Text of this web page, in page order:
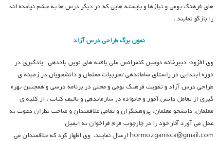
های فرهنگ بومی و نیازها و بایسته هایی که در دیگر درس ها به چشم نیامده اند
را بازگو نمایند .
نمون برگ طراحی درس آزاد
وی افزود: دبیرخانه دومین کنفرانس ملی یافته های نوین یاددهی-یادگیری در
دوره ابتدایی در راستای ساماندهی تجربیات معلمان و دانشجویان در زمینه ی
طراحی درس آزاد و تقویت فرهنگ بومی و محلی در برنامه درسی و همچنین بهره
گیری از تعامل دانش آموز و خانواده در سازماندهی و تالیف کتاب ، از کلیه ی
معلمان، دانشجو معلمان، پژوهشگران و تمامی علاقمندان و صاحب نظران دعوت به
عمل می آورد آثار خود را در چارچوب فرم فراخوان به ایمیل
hormozganisca@gmail.com ارسال نمایند. وی اظهار کرد که علاقمندان می